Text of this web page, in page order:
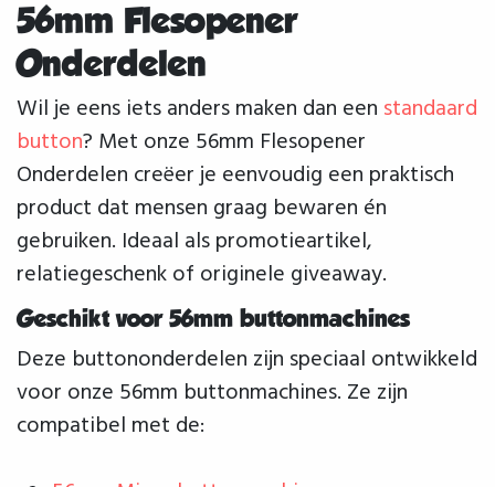
56mm Flesopener
Onderdelen
Wil je eens iets anders maken dan een standaard
button? Met onze 56mm Flesopener
Onderdelen creëer je eenvoudig een praktisch
product dat mensen graag bewaren én
gebruiken. Ideaal als promotieartikel,
relatiegeschenk of originele giveaway.
Geschikt voor 56mm buttonmachines
Deze buttononderdelen zijn speciaal ontwikkeld
voor onze 56mm buttonmachines. Ze zijn
compatibel met de: